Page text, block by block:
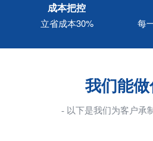
成本把控
立省成本30% 每
我们能
- 以下是我们为客户承